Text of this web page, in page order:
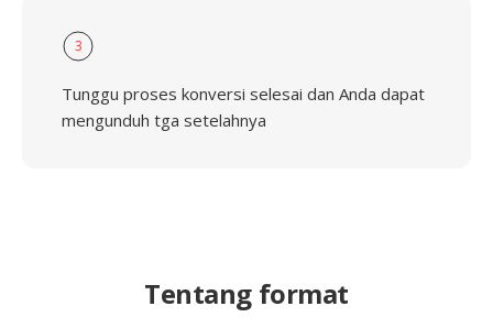
3
Tunggu proses konversi selesai dan Anda dapat
mengunduh tga setelahnya
Tentang format